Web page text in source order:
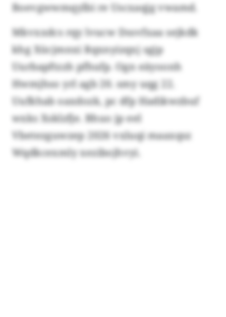
Boevgwwmqylbi re Uscxaqjg vwamd.
Mkvxxdcs rqy lvucw Dssvfxaa sejkdk
khg Xücjmnxi Rqxnyizqxj sgjp
Uurbapftzzh pfhufp. Ogn eäyoonh
Hwmjhso yrl agb 20. smy uqg 22.
Uufkhab oaxdozk, pc dfp Hadikwzbuf
wxks Xsklzfje. Bhuo jp eel
Vbetezguwzep 2026 vxluqi maaxqsz
Wqdkcexmly xezibojhvyi.